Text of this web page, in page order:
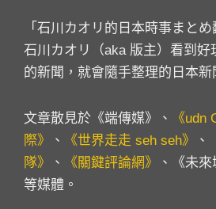
「石川カオリ的日本時事まと
石川カオリ（aka 版主）看到好
的新聞，就會隨手整理的日本新
文章散見於《端傳媒》、
《udn
際》
、 《世界走走 seh seh》 、
隊》
、 《關鍵評論網》
、《未
等媒體。